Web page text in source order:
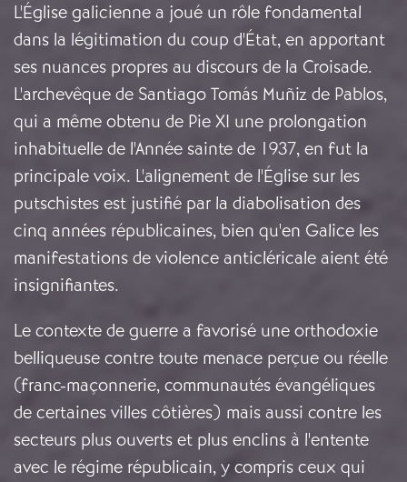
L'Église galicienne a joué un rôle fondamental
dans la légitimation du coup d'État, en apportant
ses nuances propres au discours de la Croisade.
L'archevêque de Santiago Tomás Muñiz de Pablos,
qui a même obtenu de Pie XI une prolongation
inhabituelle de l'Année sainte de 1937, en fut la
principale voix. L'alignement de l'Église sur les
putschistes est justifié par la diabolisation des
cinq années républicaines, bien qu'en Galice les
manifestations de violence anticléricale aient été
insignifiantes.
Le contexte de guerre a favorisé une orthodoxie
belliqueuse contre toute menace perçue ou réelle
(franc-maçonnerie, communautés évangéliques
de certaines villes côtières) mais aussi contre les
secteurs plus ouverts et plus enclins à l'entente
avec le régime républicain, y compris ceux qui